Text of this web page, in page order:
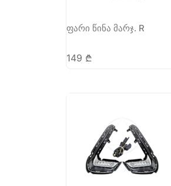
ფარი წინა მარჯ. R
149 ₾